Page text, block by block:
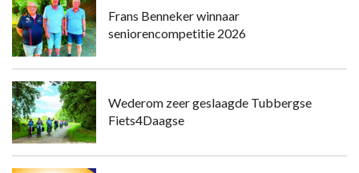
Frans Benneker winnaar
seniorencompetitie 2026
Wederom zeer geslaagde Tubbergse
Fiets4Daagse